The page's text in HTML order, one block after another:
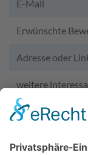
E-Mail
Erwünschte
Adresse oder
weitere
um den